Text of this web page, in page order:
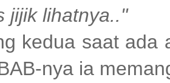
jijik lihatnya.."
kedua saat ada
nya ia